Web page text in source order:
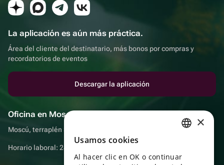
La aplicación es aún más práctica.
Área del cliente del destinatario, más bonos por compras y
recordatorios de eventos
Descargar la aplicación
Oficina en Moscú
Moscú, terraplén Sadovnicheskaya, 9, sala 2/3
Horario laboral: 24 horas
ENGLISH
×
Usamos cookies
Al hacer clic en OK o continuar